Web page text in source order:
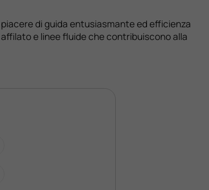
di guida entusiasmante ed efficienza
e linee fluide che contribuiscono alla